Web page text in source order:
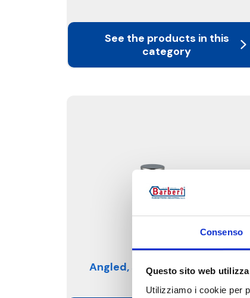
Consenso
Questo sito web
Utilizziamo i cookie per
See the products in this
category
Angled, steel pipe connection